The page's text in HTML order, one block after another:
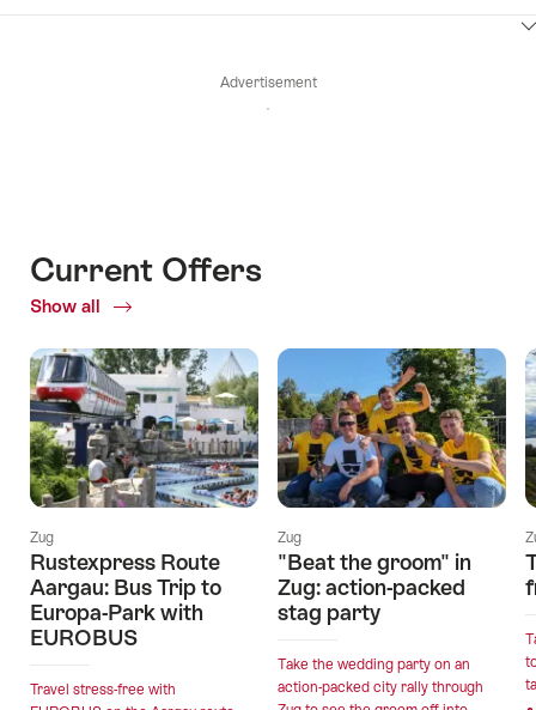
Advertisement
Current Offers
Show all
Current
Zug
Rustexpress Route
Aargau: Bus Trip to
Europa-Park with
EUROBUS
Travel stress-free with
Zug
"Beat the groom" in
Zug: action-packed
stag party
Take the wedding party on an
action-packed city rally through